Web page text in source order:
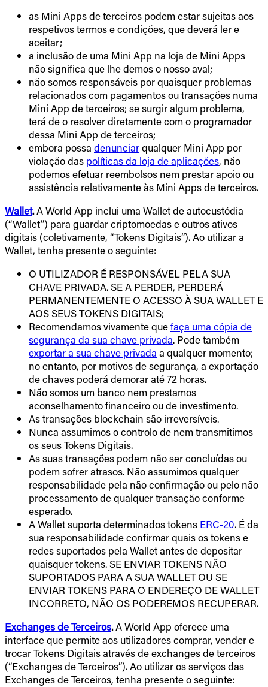
as Mini Apps de terceiros podem estar sujeitas aos
respetivos termos e condições, que deverá ler e
aceitar;
a inclusão de uma Mini App na loja de Mini Apps
não significa que lhe demos o nosso aval;
não somos responsáveis por quaisquer problemas
relacionados com pagamentos ou transações numa
Mini App de terceiros; se surgir algum problema,
terá de o resolver diretamente com o programador
dessa Mini App de terceiros;
embora possa denunciarqualquer Mini App por
violação das políticas da loja de aplicações, não
podemos efetuar reembolsos nem prestar apoio ou
assistência relativamente às Mini Apps de terceiros.
Wallet.A World App inclui uma Wallet de autocustódia
(“Wallet”) para guardar criptomoedas e outros ativos
digitais (coletivamente, “Tokens Digitais”). Ao utilizar a
Wallet, tenha presente o seguinte:
O UTILIZADOR É RESPONSÁVEL PELA SUA
CHAVE PRIVADA. SE A PERDER, PERDERÁ
PERMANENTEMENTE O ACESSO À SUA WALLET E
AOS SEUS TOKENS DIGITAIS;
Recomendamos vivamente quefaça uma cópia de
segurança da sua chave privada. Pode também
exportar a sua chave privada a qualquer momento;
no entanto, por motivos de segurança, a exportação
de chaves poderá demorar até 72 horas.
Não somos um banco nem prestamos
aconselhamento financeiro ou de investimento.
As transações blockchain são irreversíveis.
Nunca assumimos o controlo de nem transmitimos
os seus Tokens Digitais.
As suas transações podem não ser concluídas ou
podem sofrer atrasos. Não assumimos qualquer
responsabilidade pela não confirmação ou pelo não
processamento de qualquer transação conforme
esperado.
A Wallet suporta determinados tokens ERC-20. É da
sua responsabilidade confirmar quais os tokens e
redes suportados pela Wallet antes de depositar
quaisquer tokens. SE ENVIAR TOKENS NÃO
SUPORTADOS PARA A SUA WALLET OU SE
ENVIAR TOKENS PARA O ENDEREÇO DE WALLET
INCORRETO, NÃO OS PODEREMOS RECUPERAR.
Exchanges de Terceiros.A World App oferece uma
interface que permite aos utilizadores comprar, vender e
trocar Tokens Digitais através de exchanges de terceiros
(“Exchanges de Terceiros”). Ao utilizar os serviços das
Exchanges de Terceiros, tenha presente o seguinte: